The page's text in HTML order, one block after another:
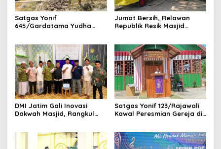
Satgas Yonif
645/Gardatama Yudha
Jumat Bersih, Relawan
Republik Resik Masjid
DMI Jatim Gali Inovasi
Dakwah Masjid, Rangkul
Satgas Yonif 123/Rajawali
Kawal Peresmian Gereja di
Papua Selatan